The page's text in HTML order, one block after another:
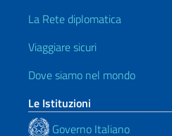
La Rete diplomatica
Viaggiare sicuri
Dove siamo nel mondo
Le Istituzioni
Governo Italiano